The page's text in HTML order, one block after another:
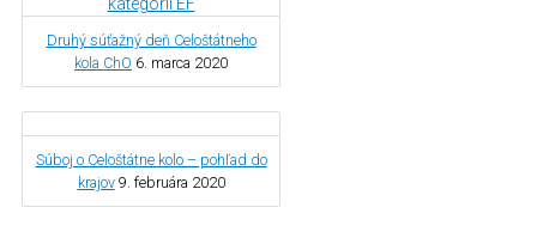
Druhý súťažný deň Celoštátneho
kola ChO 6. marca 2020
Súboj o Celoštátne kolo – pohľad do
krajov 9. februára 2020